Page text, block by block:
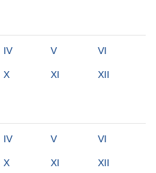
IV V VI
X XI XII
IV V VI
X XI XII